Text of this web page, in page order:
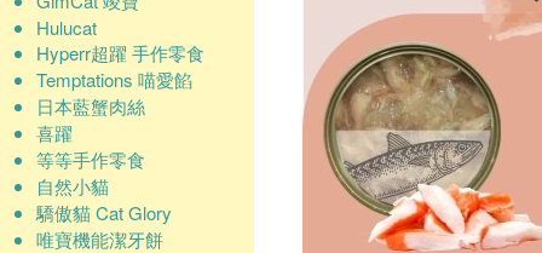
Hulucat
Hyperr超躍 手作零食
Temptations 喵愛餡
日本藍蟹肉絲
喜躍
等等手作零食
自然小貓
驕傲貓 Cat Glory
唯寶機能潔牙餅